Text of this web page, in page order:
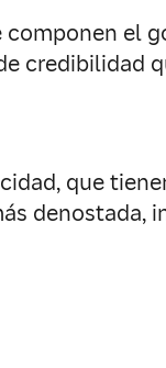
el
credibilidad
que
denostada,